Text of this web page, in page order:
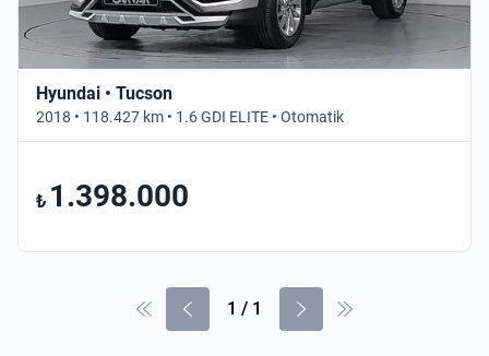
Hyundai • Tucson
2018 • 118.427 km • 1.6 GDI ELITE • Otomatik
₺ 1.398.000
1 / 1